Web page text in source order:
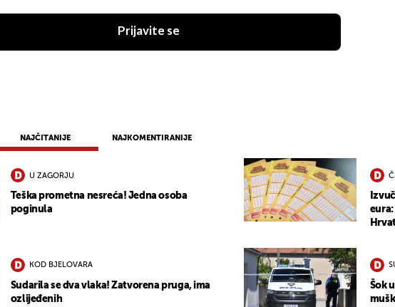
Prijavite se
NAJČITANIJE NAJKOMENTIRANIJE
U ZAGORJU
Teška prometna nesreća! Jedna osoba
poginula
KOD BJELOVARA
Sudarila se dva vlaka! Zatvorena pruga, ima
ozlijeđenih
Šok